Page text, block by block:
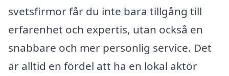
svetsfirmor får du inte bara tillgång till
erfarenhet och expertis, utan också en
snabbare och mer personlig service. Det
är alltid en fördel att ha en lokal aktör